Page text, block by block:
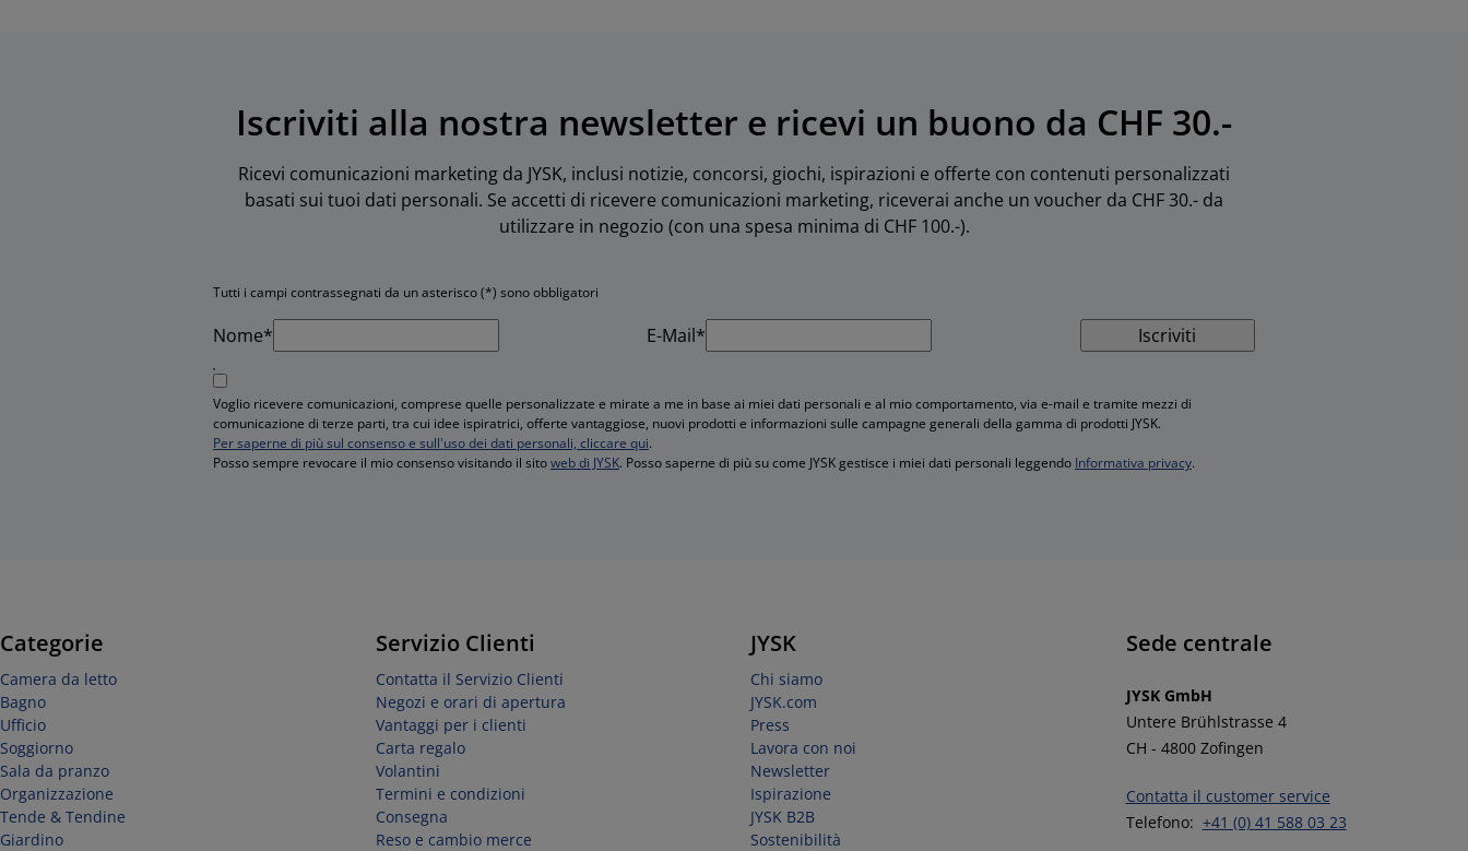
Iscriviti alla nostra newsletter e ricevi un buono da CHF 30.-
Ricevi comunicazioni marketing da JYSK, inclusi notizie, concorsi, giochi, ispirazioni e offerte con contenuti personalizzati
basati sui tuoi dati personali. Se accetti di ricevere comunicazioni marketing, riceverai anche un voucher da CHF 30.- da
utilizzare in negozio (con una spesa minima di CHF 100.-).
Tutti i campi contrassegnati da un asterisco (*) sono obbligatori
Nome* E-Mail* Iscriviti
Voglio ricevere comunicazioni, comprese quelle personalizzate e mirate a me in base ai miei dati personali e al mio comportamento, via e-mail e tramite mezzi di
comunicazione di terze parti, tra cui idee ispiratrici, offerte vantaggiose, nuovi prodotti e informazioni sulle campagne generali della gamma di prodotti JYSK.
Per saperne di più sul consenso e sull'uso dei dati personali, cliccare qui.
Posso sempre revocare il mio consenso visitando il sitoweb di JYSK. Posso saperne di più su come JYSK gestisce i miei dati personali leggendo Informativa privacy.
Categorie
Camera da letto
Bagno
Ufficio
Soggiorno
Sala da pranzo
Organizzazione
Tende & Tendine
Giardino
Servizio Clienti
Contatta il Servizio Clienti
Negozi e orari di apertura
Vantaggi per i clienti
Carta regalo
Volantini
Termini e condizioni
Consegna
Reso e cambio merce
JYSK
Chi siamo
JYSK.com
Press
Lavora con noi
Newsletter
Ispirazione
JYSK B2B
Sostenibilità
Sede centrale
JYSK GmbH
Untere Brühlstrasse 4
CH - 4800 Zofingen
Contatta il customer service
Telefono: +41 (0) 41 588 03 23